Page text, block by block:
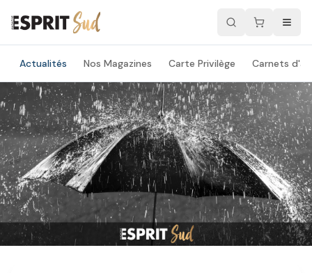
Actualités Nos Magazines Carte Privilège Carnets